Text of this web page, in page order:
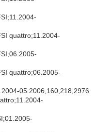
quattro;11.2004-
quattro;06.2005-
05.2006;160;218;2976